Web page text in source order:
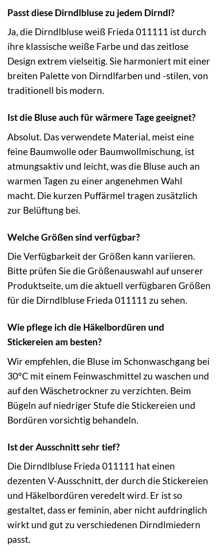
Passt diese Dirndlbluse zu jedem Dirndl?
Ja, die Dirndlbluse weiß Frieda 011111 ist durch
ihre klassische weiße Farbe und das zeitlose
Design extrem vielseitig. Sie harmoniert mit einer
breiten Palette von Dirndlfarben und -stilen, von
traditionell bis modern.
Ist die Bluse auch für wärmere Tage geeignet?
Absolut. Das verwendete Material, meist eine
feine Baumwolle oder Baumwollmischung, ist
atmungsaktiv und leicht, was die Bluse auch an
warmen Tagen zu einer angenehmen Wahl
macht. Die kurzen Puffärmel tragen zusätzlich
zur Belüftung bei.
Welche Größen sind verfügbar?
Die Verfügbarkeit der Größen kann variieren.
Bitte prüfen Sie die Größenauswahl auf unserer
Produktseite, um die aktuell verfügbaren Größen
für die Dirndlbluse Frieda 011111 zu sehen.
Wie pflege ich die Häkelbordüren und
Stickereien am besten?
Wir empfehlen, die Bluse im Schonwaschgang bei
30°C mit einem Feinwaschmittel zu waschen und
auf den Wäschetrockner zu verzichten. Beim
Bügeln auf niedriger Stufe die Stickereien und
Bordüren vorsichtig behandeln.
Ist der Ausschnitt sehr tief?
Die Dirndlbluse Frieda 011111 hat einen
dezenten V-Ausschnitt, der durch die Stickereien
und Häkelbordüren veredelt wird. Er ist so
gestaltet, dass er feminin, aber nicht aufdringlich
wirkt und gut zu verschiedenen Dirndlmiedern
passt.